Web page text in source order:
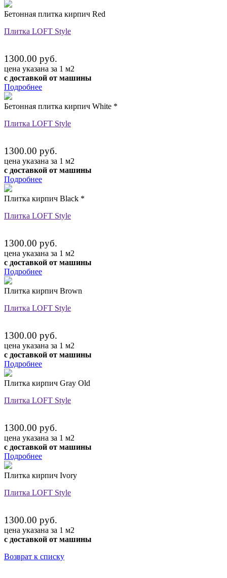
Бетонная плитка кирпич Red
Плитка LOFT Style
1300.00 руб.
цена указана за 1 м2
с доставкой от машины
Подробнее
Бетонная плитка кирпич White *
Плитка LOFT Style
1300.00 руб.
цена указана за 1 м2
с доставкой от машины
Подробнее
Плитка кирпич Black *
Плитка LOFT Style
1300.00 руб.
цена указана за 1 м2
с доставкой от машины
Подробнее
Плитка кирпич Brown
Плитка LOFT Style
1300.00 руб.
цена указана за 1 м2
с доставкой от машины
Подробнее
Плитка кирпич Gray Old
Плитка LOFT Style
1300.00 руб.
цена указана за 1 м2
с доставкой от машины
Подробнее
Плитка кирпич Ivory
Плитка LOFT Style
1300.00 руб.
цена указана за 1 м2
с доставкой от машины
Возврат к списку